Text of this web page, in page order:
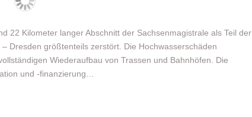
22 Kilometer langer Abschnitt der Sachsenmagistrale als Teil der
Dresden größtenteils zerstört. Die Hochwasserschäden
Wiederaufbau von Trassen und Bahnhöfen. Die
und -finanzierung…